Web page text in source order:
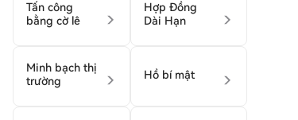
Tấn công
bằng cờ lê
Hợp Đồng
Dài Hạn
Minh bạch thị
trường
Hồ bí mật